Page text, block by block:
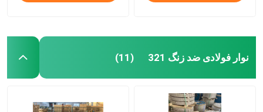
نوار فولادی ضد زنگ 321 (11)